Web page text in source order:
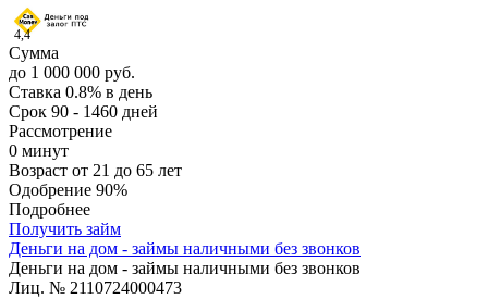
4,4
Сумма
до 1 000 000 руб.
Ставка 0.8% в день
Срок 90 - 1460 дней
Рассмотрение
0 минут
Возраст от 21 до 65 лет
Одобрение 90%
Подробнее
Получить займ
Деньги на дом - займы наличными без звонков
Деньги на дом - займы наличными без звонков
Лиц. № 2110724000473